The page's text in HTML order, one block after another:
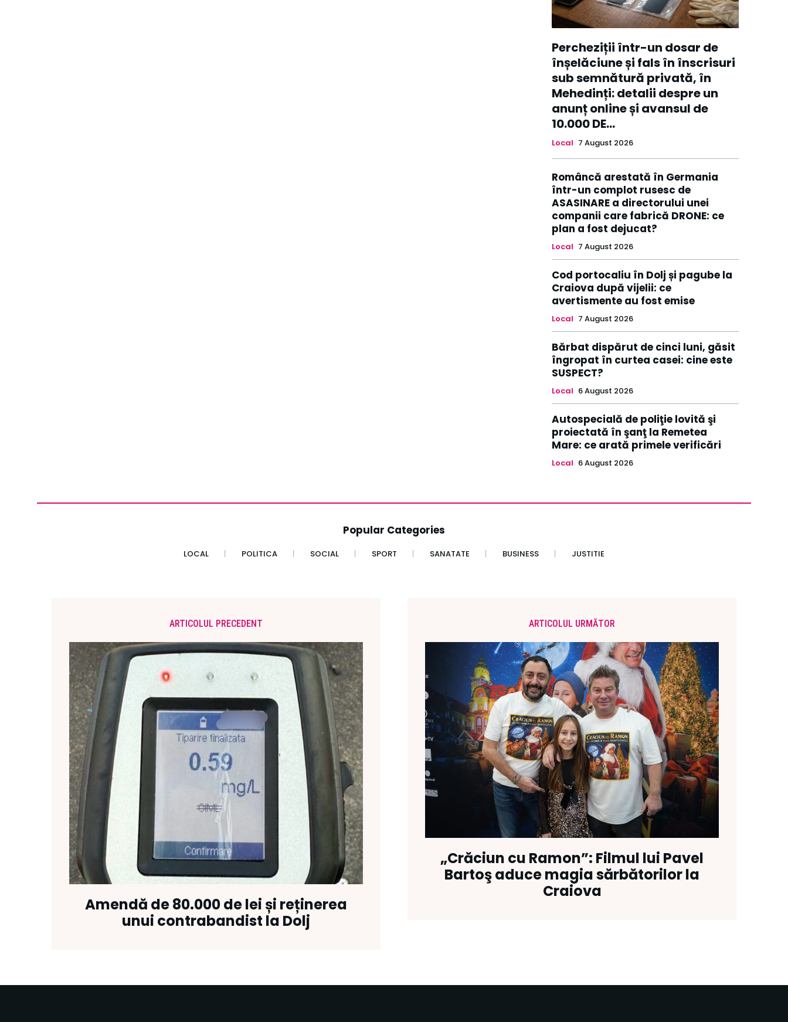
Percheziții într-un dosar de
înșelăciune și fals în înscrisuri
sub semnătură privată, în
Mehedinți: detalii despre un
anunț online și avansul de
10.000 DE...
Local 7 August 2026
Româncă arestată în Germania
într-un complot rusesc de
ASASINARE a directorului unei
companii care fabrică DRONE: ce
plan a fost dejucat?
Local 7 August 2026
Cod portocaliu în Dolj și pagube la
Craiova după vijelii: ce
avertismente au fost emise
Local 7 August 2026
Bărbat dispărut de cinci luni, găsit
îngropat în curtea casei: cine este
SUSPECT?
Local 6 August 2026
Autospecială de poliţie lovită şi
proiectată în şanţ la Remetea
Mare: ce arată primele verificări
Local 6 August 2026
Popular Categories
LOCAL POLITICA SOCIAL SPORT SANATATE BUSINESS JUSTITIE
ARTICOLUL PRECEDENT
Amendă de 80.000 de lei și reținerea
unui contrabandist la Dolj
ARTICOLUL URMĂTOR
„Crăciun cu Ramon”: Filmul lui Pavel
Bartoş aduce magia sărbătorilor la
Craiova